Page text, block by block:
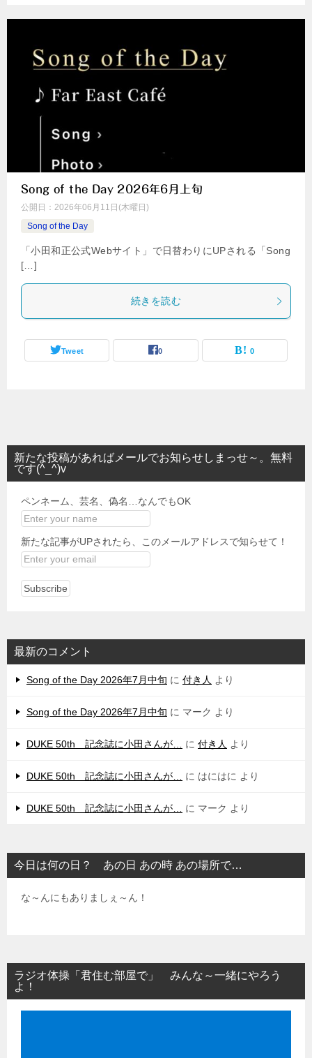
Song of the Day 2026年6月上旬
公開日： 2026年06月11日(木曜日)
Song of the Day
「小田和正公式Webサイト」で日替わりにUPされる「Song
[…]
続きを読む
Tweet 0 0
新たな投稿があればメールでお知らせしまっせ～。無料
です(^_^)v
ペンネーム、芸名、偽名…なんでもOK
新たな記事がUPされたら、このメールアドレスで知らせて！
最新のコメント
Song of the Day 2026年7月中旬 に 付き人 より
Song of the Day 2026年7月中旬 に マーク より
DUKE 50th 記念誌に小田さんが… に 付き人 より
DUKE 50th 記念誌に小田さんが… に はにはに より
DUKE 50th 記念誌に小田さんが… に マーク より
今日は何の日？ あの日 あの時 あの場所で…
な～んにもありましぇ～ん！
ラジオ体操「君住む部屋で」 みんな～一緒にやろう
よ！